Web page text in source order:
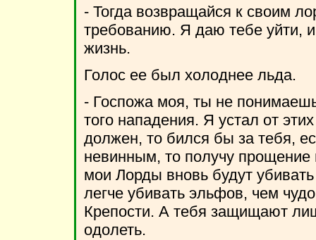
- Тогда возвращайся к своим
требованию. Я даю тебе уйти,
жизнь.
Голос ее был холоднее льда.
- Госпожа моя, ты не
того нападения. Я устал от
должен, то бился бы за тебя,
невинным, то получу прощение
мои Лорды вновь будут
легче убивать эльфов, чем
Крепости. А тебя защищают
одолеть.